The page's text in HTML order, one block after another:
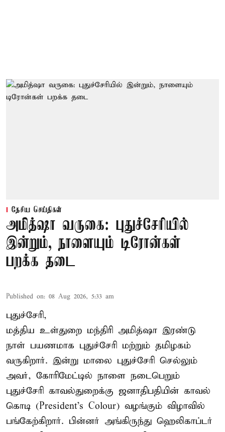
தேசிய செய்திகள்
அமித்ஷா வருகை: புதுச்சேரியில்
இன்றும், நாளையும் டிரோன்கள்
பறக்க தடை
Published on: 08 Aug 2026, 5:33 am
புதுச்சேரி,
மத்திய உள்துறை மந்திரி அமித்ஷா இரண்டு
நாள் பயணமாக புதுச்சேரி மற்றும் தமிழகம்
வருகிறார். இன்று மாலை புதுச்சேரி செல்லும்
அவர், கோரிமேட்டில் நாளை நடைபெறும்
புதுச்சேரி காவல்துறைக்கு ஜனாதிபதியின் காவல்
கொடி (President's Colour) வழங்கும் விழாவில்
பங்கேற்கிறார். பின்னர் அங்கிருந்து ஹெலிகாப்டர்